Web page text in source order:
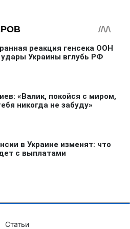
Статьи